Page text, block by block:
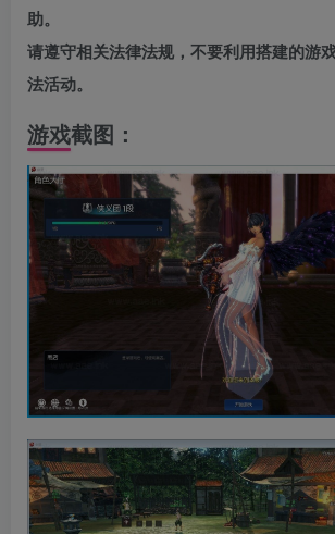
助。
请遵守相关法律法规，不要利用搭建的游
法活动。
游戏截图：